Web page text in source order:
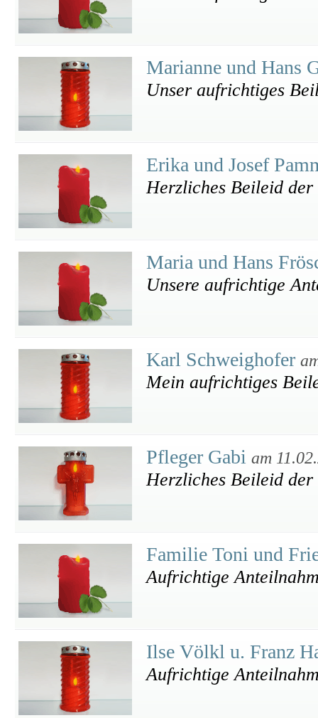
Marianne und Hans
Unser aufrichtiges
Erika und Josef
Herzliches Beileid
Maria und Hans
Unsere aufrichtige
Karl Schweighofer
Mein aufrichtiges
Pfleger Gabi am
Herzliches Beileid
Familie Toni und
Aufrichtige
Ilse Völkl u. Franz
Aufrichtige